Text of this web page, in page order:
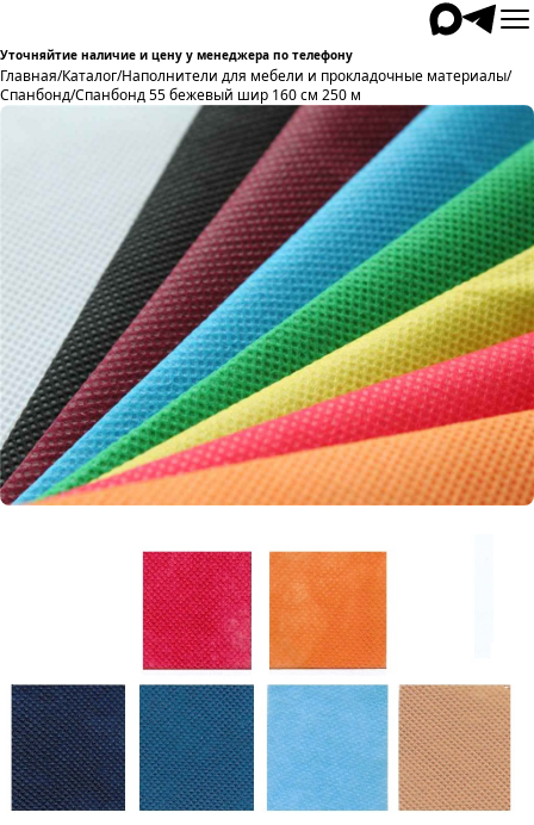
Уточняйтие наличие и цену у менеджера по телефону
Главная/Каталог/Наполнители для мебели и прокладочные материалы/
Спанбонд/Спанбонд 55 бежевый шир 160 см 250 м